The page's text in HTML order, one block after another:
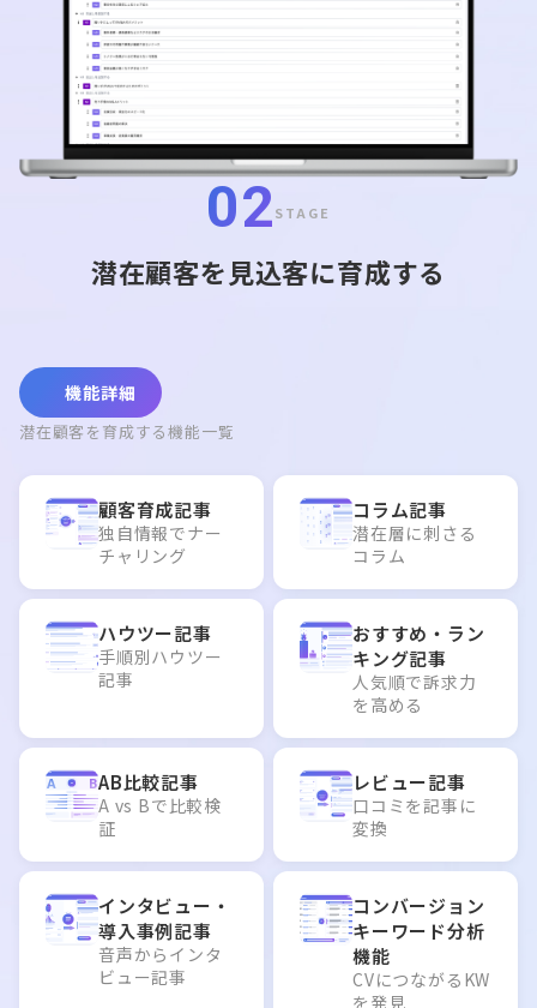
02STAGE
潜在顧客を見込客に育成する
機能詳細
潜在顧客を育成する機能一覧
顧客育成記事
独自情報でナー
チャリング
コラム記事
潜在層に刺さる
コラム
ハウツー記事
手順別ハウツー
記事
おすすめ・ラン
キング記事
人気順で訴求力
を高める
AB比較記事
A vs Bで比較検
証
レビュー記事
口コミを記事に
変換
インタビュー・
導入事例記事
音声からインタ
ビュー記事
コンバージョン
キーワード分析
機能
CVにつながるKW
を発見